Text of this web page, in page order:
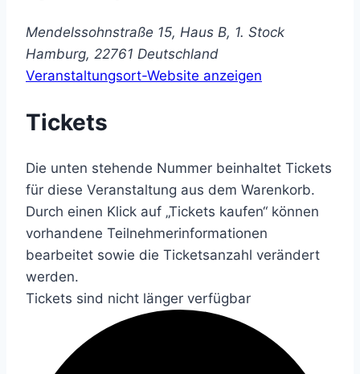
Mendelssohnstraße 15, Haus B, 1. Stock
Hamburg, 22761 Deutschland
Veranstaltungsort-Website anzeigen
Tickets
Die unten stehende Nummer beinhaltet Tickets
für diese Veranstaltung aus dem Warenkorb.
Durch einen Klick auf „Tickets kaufen“ können
vorhandene Teilnehmerinformationen
bearbeitet sowie die Ticketsanzahl verändert
werden.
Tickets sind nicht länger verfügbar